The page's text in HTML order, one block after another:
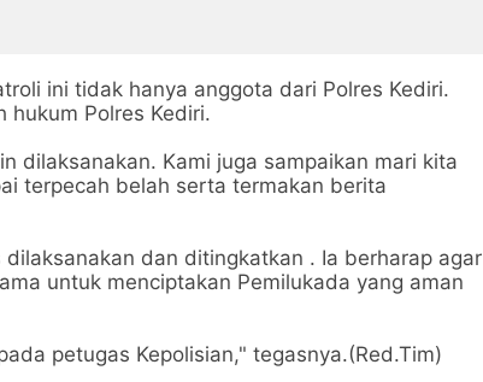
ini tidak hanya anggota dari Polres Kediri.
hukum Polres Kediri.
dilaksanakan. Kami juga sampaikan mari kita
terpecah belah serta termakan berita
dan ditingkatkan . Ia berharap agar
untuk menciptakan Pemilukada yang aman
petugas Kepolisian," tegasnya.(Red.Tim)